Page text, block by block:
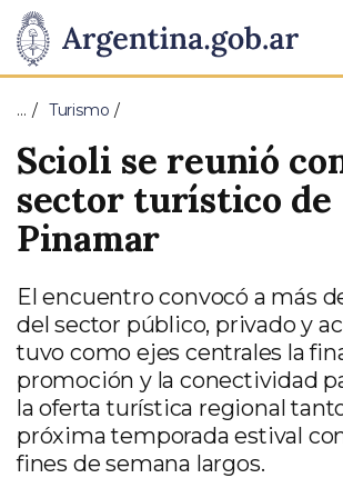
Presidencia
de
la
Nación
Pasar al contenido principal
… Turismo
Scioli se reunió
sector turístico de
Pinamar
El encuentro convocó a más
del sector público, privado y
tuvo como ejes centrales la
promoción y la conectividad
la oferta turística regional
próxima temporada estival
fines de semana largos.